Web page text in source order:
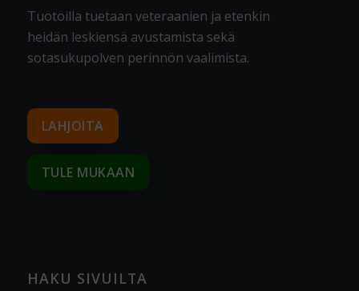
Tuotoilla tuetaan veteraanien ja etenkin
heidän leskiensä avustamista sekä
sotasukupolven perinnön vaalimista.
LAHJOITA
TULE MUKAAN
HAKU SIVUILTA